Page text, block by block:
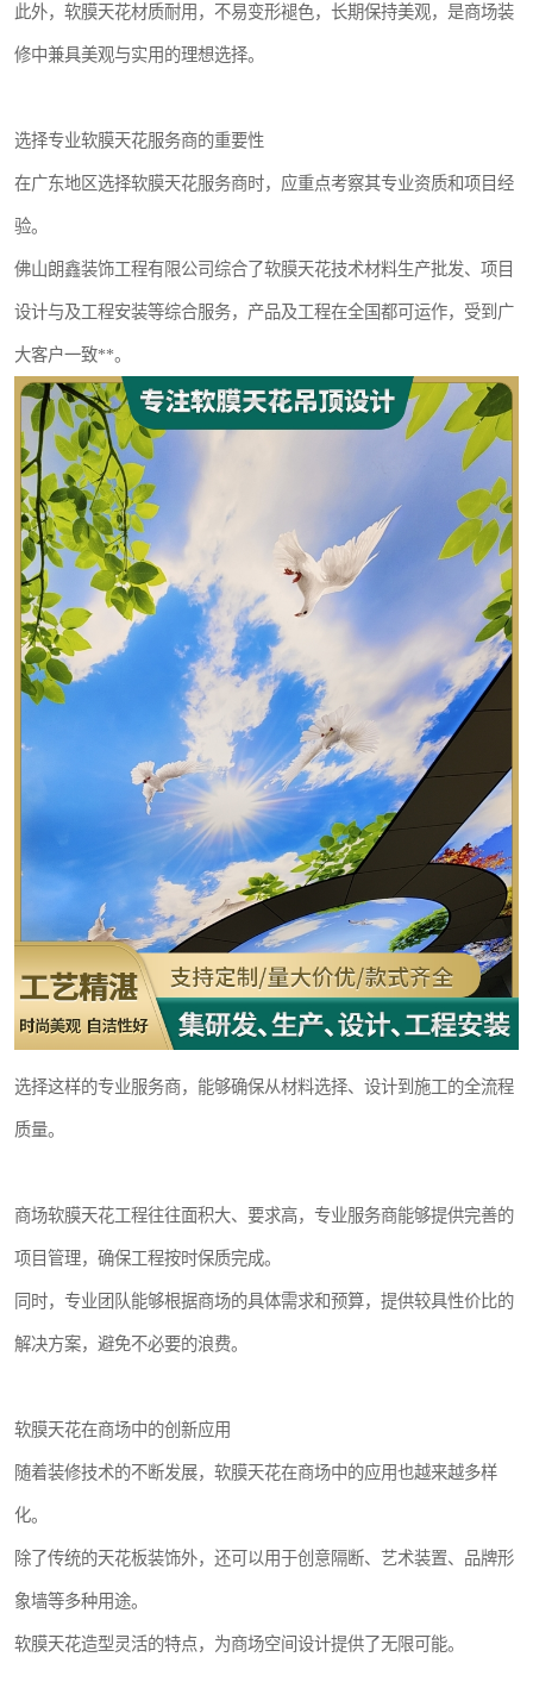
此外，软膜天花材质耐用，不易变形褪色，长期保持美观，是商场装
修中兼具美观与实用的理想选择。
选择专业软膜天花服务商的重要性
在广东地区选择软膜天花服务商时，应重点考察其专业资质和项目经
验。
佛山朗鑫装饰工程有限公司综合了软膜天花技术材料生产批发、项目
设计与及工程安装等综合服务，产品及工程在全国都可运作，受到广
大客户一致**。
选择这样的专业服务商，能够确保从材料选择、设计到施工的全流程
质量。
商场软膜天花工程往往面积大、要求高，专业服务商能够提供完善的
项目管理，确保工程按时保质完成。
同时，专业团队能够根据商场的具体需求和预算，提供较具性价比的
解决方案，避免不必要的浪费。
软膜天花在商场中的创新应用
随着装修技术的不断发展，软膜天花在商场中的应用也越来越多样
化。
除了传统的天花板装饰外，还可以用于创意隔断、艺术装置、品牌形
象墙等多种用途。
软膜天花造型灵活的特点，为商场空间设计提供了无限可能。